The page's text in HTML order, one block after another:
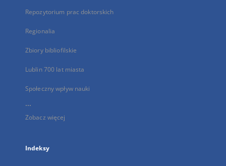
Repozytorium prac doktorskich
Regionalia
Zbiory bibliofilskie
Lublin 700 lat miasta
Społeczny wpływ nauki
...
Zobacz więcej
Indeksy